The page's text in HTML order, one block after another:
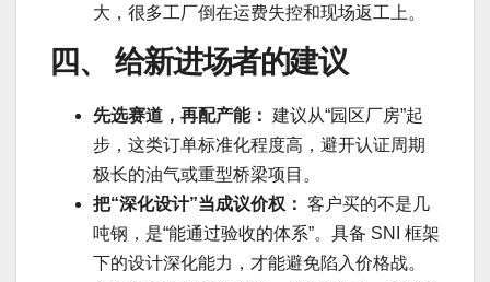
大，很多工厂倒在运费失控和现场返工上。
四、 给新进场者的建议
先选赛道，再配产能： 建议从“园区厂房”起
步，这类订单标准化程度高，避开认证周期
极长的油气或重型桥梁项目。
把“深化设计”当成议价权： 客户买的不是几
吨钢，是“能通过验收的体系”。具备 SNI 框架
下的设计深化能力，才能避免陷入价格战。